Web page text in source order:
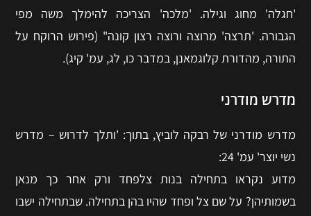
'חגלה' מחוג וגילה. 'מלכה' הצריכה להימלך משה מפי
הגבורה. 'תרצה' מרוצה ורוצה רצון קונה" (פירוש הרוקח על
התורה, מהדורת קלוגמאנן, במדבר כו, לג, עמ' קיג).
מדרש מודרני
מדרש מודרני של רבקה לוביץ, בתוך: 'ותלך לדרוש – מדרש
נשי יוצר' עמ' 24:
מדוע נקראו בתחילה בנות צלפחד ורק אחר כך מנאן
בשמותיהן? על שם צל ופחד שהיו בהן בתחילה. שבתחילה ישבו